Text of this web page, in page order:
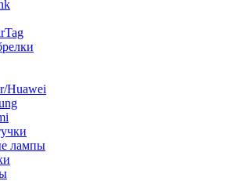
Huawei
лампы